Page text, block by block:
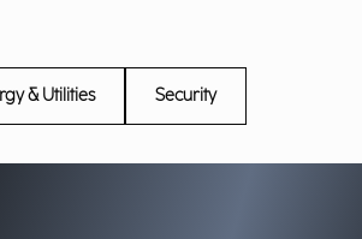
& Utilities Security